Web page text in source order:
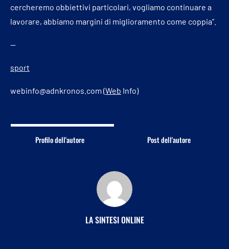
cercheremo obbiettivi particolari, vogliamo continuare a
lavorare, abbiamo margini di miglioramento come coppia”.
—
sport
webinfo@adnkronos.com (Web Info)
Profilo dell'autore Post dell'autore
LA SINTESI ONLINE